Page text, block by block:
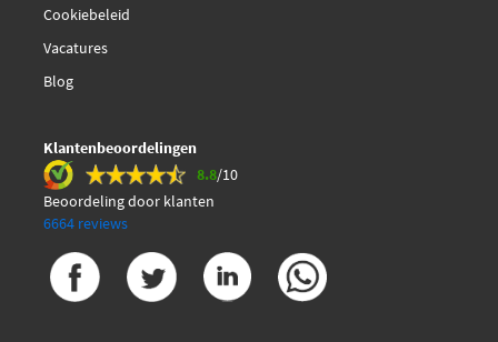
Cookiebeleid
Vacatures
Blog
Klantenbeoordelingen
8.8/10
Beoordeling door klanten
6664 reviews